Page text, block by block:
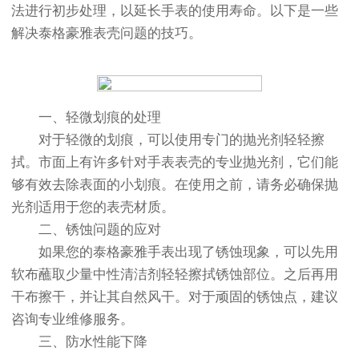
法进行初步处理，以延长手表的使用寿命。以下是一些
解决泰格豪雅表壳问题的技巧。
一、轻微划痕的处理
对于轻微的划痕，可以使用专门的抛光剂轻轻擦
拭。市面上有许多针对手表表壳的专业抛光剂，它们能
够有效去除表面的小划痕。在使用之前，请务必确保抛
光剂适用于您的表壳材质。
二、锈蚀问题的应对
如果您的泰格豪雅手表出现了锈蚀现象，可以先用
软布蘸取少量中性清洁剂轻轻擦拭锈蚀部位。之后再用
干布擦干，并让其自然风干。对于顽固的锈蚀点，建议
咨询专业维修服务。
三、防水性能下降